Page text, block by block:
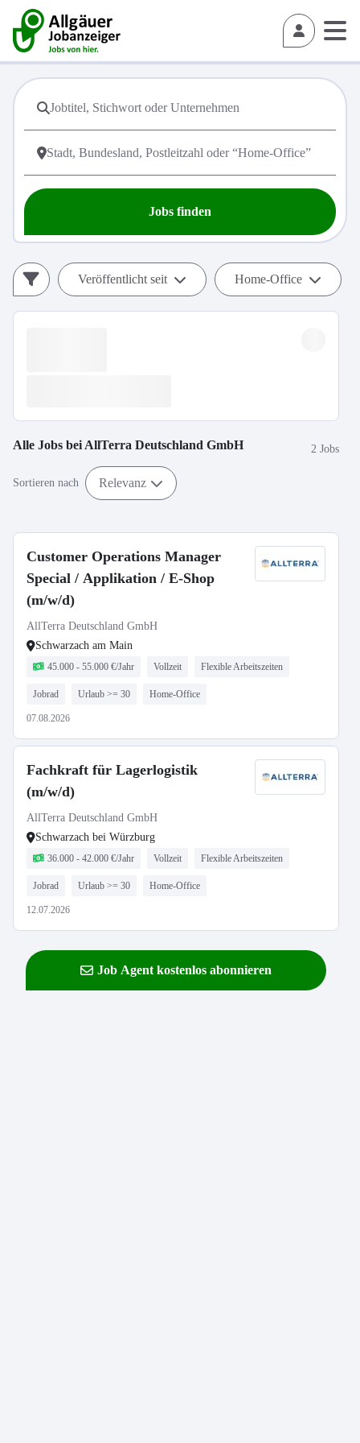
Jobs finden
Veröffentlicht seit Home-Office
Alle Jobs bei AllTerra Deutschland GmbH 2 Jobs
Sortieren nach Relevanz
Customer Operations Manager
Special / Applikation / E-Shop
(m/w/d)
AllTerra Deutschland GmbH
Schwarzach am Main
45.000 - 55.000 €/Jahr Vollzeit Flexible Arbeitszeiten
Jobrad Urlaub >= 30 Home-Office
07.08.2026
Fachkraft für Lagerlogistik
(m/w/d)
AllTerra Deutschland GmbH
Schwarzach bei Würzburg
36.000 - 42.000 €/Jahr Vollzeit Flexible Arbeitszeiten
Jobrad Urlaub >= 30 Home-Office
12.07.2026
Job Agent kostenlos abonnieren